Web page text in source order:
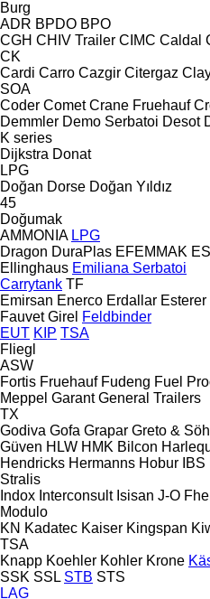
Burg
ADR BPDO BPO
CGH CHIV Trailer CIMC Caldal
CK
Cardi Carro Cazgir Citergaz
SOA
Coder Comet Crane Fruehauf
Demmler Demo Serbatoi Desot
K series
Dijkstra Donat
LPG
Doğan Dorse Doğan Yıldız
45
Doğumak
AMMONIA LPG
Dragon DuraPlas EFEMMAK
Ellinghaus Emiliana Serbatoi
Carrytank TF
Emirsan Enerco Erdallar Esterer
Fauvet Girel Feldbinder
EUT KIP TSA
Fliegl
ASW
Fortis Fruehauf Fudeng Fuel
Meppel Garant General Trailers
TX
Godiva Gofa Grapar Greto &
Güven HLW HMK Bilcon
Hendricks Hermanns Hobur IBS
Stralis
Indox Interconsult Isisan J-O
Modulo
KN Kadatec Kaiser Kingspan
TSA
Knapp Koehler Kohler Krone
SSK SSL STB STS
LAG